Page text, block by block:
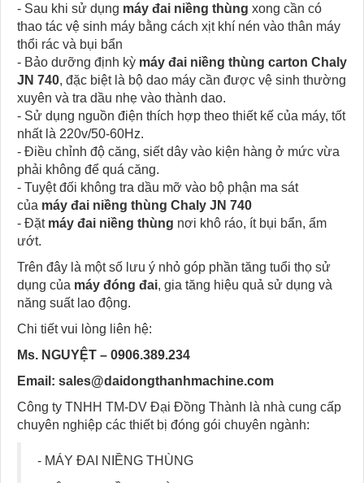
- Sau khi sử dụng máy đai niềng thùng xong cần có
thao tác vệ sinh máy bằng cách xịt khí nén vào thân máy
thổi rác và bụi bẩn
- Bảo dưỡng định kỳ máy đai niềng thùng carton Chaly
JN 740, đặc biệt là bộ dao máy cần được vệ sinh thường
xuyên và tra dầu nhẹ vào thành dao.
- Sử dụng nguồn điện thích hợp theo thiết kế của máy, tốt
nhất là 220v/50-60Hz.
- Điều chỉnh độ căng, siết dây vào kiện hàng ở mức vừa
phải không để quá căng.
- Tuyệt đối không tra dầu mỡ vào bộ phận ma sát
của máy đai niềng thùng Chaly JN 740
- Đặt máy đai niềng thùng nơi khô ráo, ít bụi bẩn, ẩm
ướt.
Trên đây là một số lưu ý nhỏ góp phần tăng tuổi thọ sử
dụng của máy đóng đai, gia tăng hiệu quả sử dụng và
năng suất lao động.
Chi tiết vui lòng liên hệ:
Ms. NGUYỆT – 0906.389.234
Email: sales@daidongthanhmachine.com
Công ty TNHH TM-DV Đại Đồng Thành là nhà cung cấp
chuyên nghiệp các thiết bị đóng gói chuyên ngành:
- MÁY ĐAI NIỀNG THÙNG